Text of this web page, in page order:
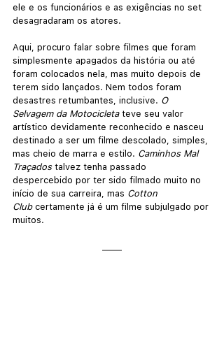
ele e os funcionários e as exigências no set
desagradaram os atores.
Aqui, procuro falar sobre filmes que foram
simplesmente apagados da história ou até
foram colocados nela, mas muito depois de
terem sido lançados. Nem todos foram
desastres retumbantes, inclusive. O
Selvagem da Motocicleta teve seu valor
artístico devidamente reconhecido e nasceu
destinado a ser um filme descolado, simples,
mas cheio de marra e estilo. Caminhos Mal
Traçados talvez tenha passado
despercebido por ter sido filmado muito no
início de sua carreira, mas Cotton
Club certamente já é um filme subjulgado por
muitos.